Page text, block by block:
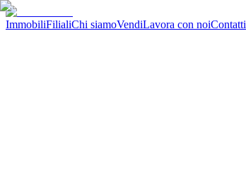
ImmobiliFilialiChi siamoVendiLavora con noiContatti